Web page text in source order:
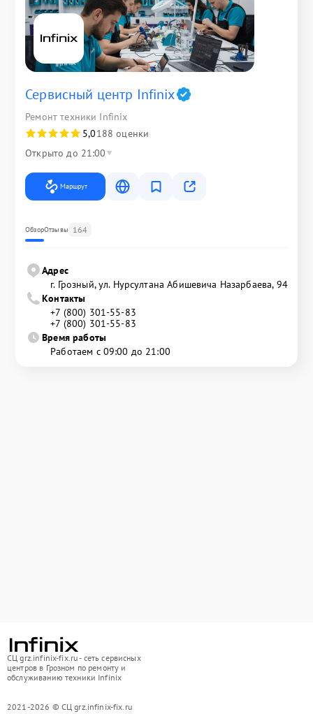
Сервисный центр Infinix
Ремонт техники Infinix
5,0188 оценки
Открыто до 21:00
Маршрут
ОбзорОтзывы 164
Адрес
г. Грозный, ул. Нурсултана Абишевича Назарбаева, 94
Контакты
+7 (800) 301-55-83
+7 (800) 301-55-83
Время работы
Работаем с 09:00 до 21:00
СЦ grz.infinix-fix.ru - сеть сервисных
центров в Грозном по ремонту и
обслуживанию техники Infinix
2021-2026 © СЦ grz.infinix-fix.ru